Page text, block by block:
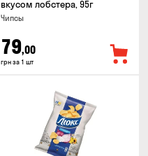
вкусом лобстера, 95г
Чипсы
79,00
грн за 1 шт